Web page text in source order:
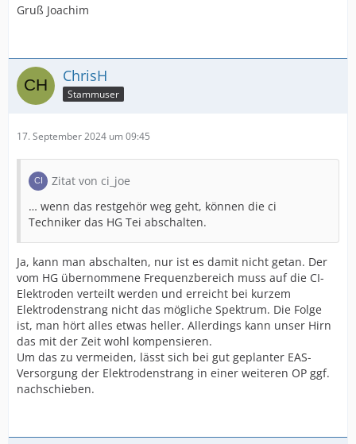
Gruß Joachim
ChrisH
Stammuser
17. September 2024 um 09:45
Zitat von ci_joe
… wenn das restgehör weg geht, können die ci
Techniker das HG Tei abschalten.
Ja, kann man abschalten, nur ist es damit nicht getan. Der
vom HG übernommene Frequenzbereich muss auf die CI-
Elektroden verteilt werden und erreicht bei kurzem
Elektrodenstrang nicht das mögliche Spektrum. Die Folge
ist, man hört alles etwas heller. Allerdings kann unser Hirn
das mit der Zeit wohl kompensieren.
Um das zu vermeiden, lässt sich bei gut geplanter EAS-
Versorgung der Elektrodenstrang in einer weiteren OP ggf.
nachschieben.